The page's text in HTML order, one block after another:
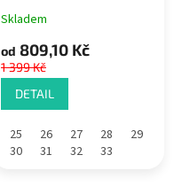
Skladem
od 809,10 Kč
1 399 Kč
DETAIL
25 26 27 28
29
30
31 32 33